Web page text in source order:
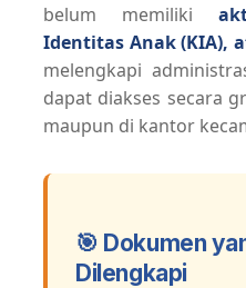
belum memiliki
Identitas Anak (KIA),
melengkapi
dapat diakses secara
maupun di kantor
🎯 Dokumen
Dilengkapi